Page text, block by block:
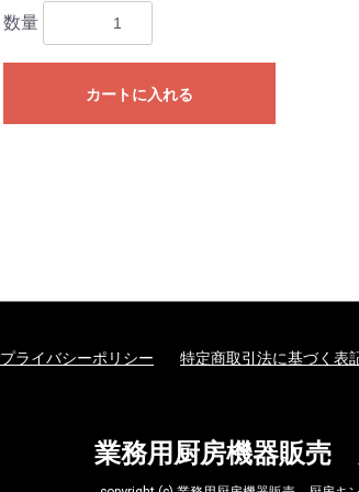
数量
カートに入れる
プライバシーポリシー 特定商取引法に基づく表
業務用厨房機器販売